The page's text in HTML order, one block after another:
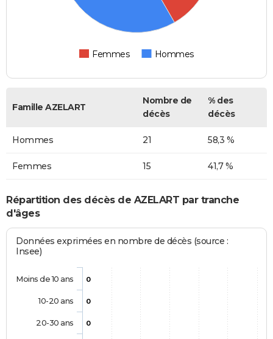
Femmes Hommes
Famille AZELART
Nombre de
décès
% des
décès
Hommes 21 58,3 %
Femmes 15 41,7 %
Répartition des décès de AZELART par tranche
d'âges
Données exprimées en nombre de décès (source :
Insee)
0
0
0
Moins de 10 ans
10-20 ans
20-30 ans